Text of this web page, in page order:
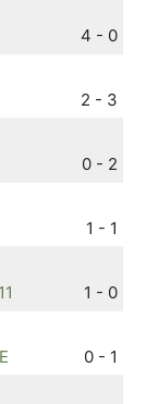
4 - 0
2 - 3
0 - 2
1 - 1
1 - 0
0 - 1